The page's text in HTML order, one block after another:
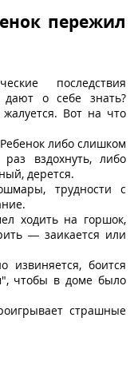
пережил
последствия
о себе знать?
Вот на что
либо слишком
вздохнуть, либо
дерется.
трудности с
ходить на горшок,
— заикается или
извиняется, боится
чтобы в доме было
страшные